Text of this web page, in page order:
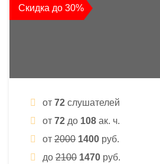
Скидка до 30%
от 72 слушателей
от 72 до 108 ак. ч.
от 2000 1400 руб.
до 2100 1470 руб.